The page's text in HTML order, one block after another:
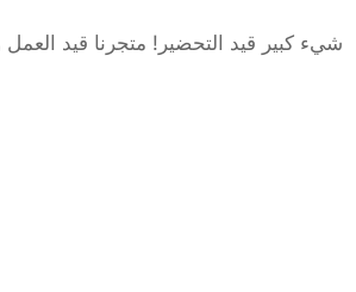
شيء كبير قيد التحضير! متجرنا قيد العمل